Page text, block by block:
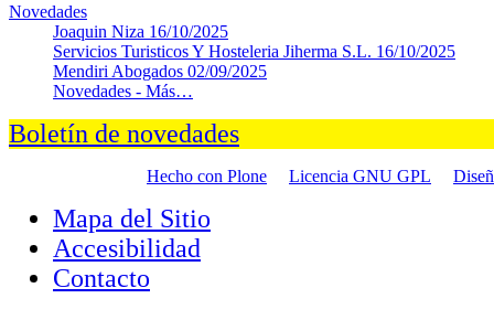
Novedades
Joaquin Niza 16/10/2025
Servicios Turisticos Y Hosteleria Jiherma S.L. 16/10/2025
Mendiri Abogados 02/09/2025
Novedades - Más…
Boletín de novedades
Hecho con Plone Licencia GNU GPL
Mapa del Sitio
Accesibilidad
Contacto